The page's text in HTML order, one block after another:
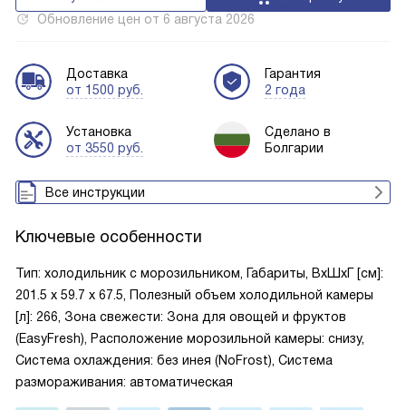
Обновление цен от 6 августа 2026
Доставка
от 1500 руб.
Установка
от 3550 руб.
Гарантия
2 года
Сделано в
Болгарии
Все инструкции
Ключевые особенности
Тип: холодильник с морозильником, Габариты, ВxШxГ [см]:
201.5 х 59.7 х 67.5, Полезный объем холодильной камеры
[л]: 266, Зона свежести: Зона для овощей и фруктов
(EasyFresh), Расположение морозильной камеры: снизу,
Система охлаждения: без инея (NoFrost), Система
размораживания: автоматическая